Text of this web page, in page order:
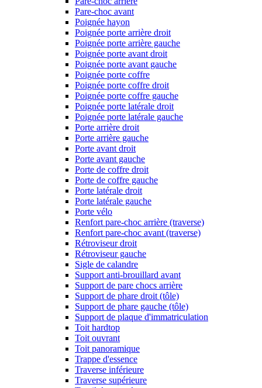
Pare-choc avant
Poignée hayon
Poignée porte arrière droit
Poignée porte arrière gauche
Poignée porte avant droit
Poignée porte avant gauche
Poignée porte coffre
Poignée porte coffre droit
Poignée porte coffre gauche
Poignée porte latérale droit
Poignée porte latérale gauche
Porte arrière droit
Porte arrière gauche
Porte avant droit
Porte avant gauche
Porte de coffre droit
Porte de coffre gauche
Porte latérale droit
Porte latérale gauche
Porte vélo
Renfort pare-choc arrière (traverse)
Renfort pare-choc avant (traverse)
Rétroviseur droit
Rétroviseur gauche
Sigle de calandre
Support anti-brouillard avant
Support de pare chocs arrière
Support de phare droit (tôle)
Support de phare gauche (tôle)
Support de plaque d'immatriculation
Toit hardtop
Toit ouvrant
Toit panoramique
Trappe d'essence
Traverse inférieure
Traverse supérieure